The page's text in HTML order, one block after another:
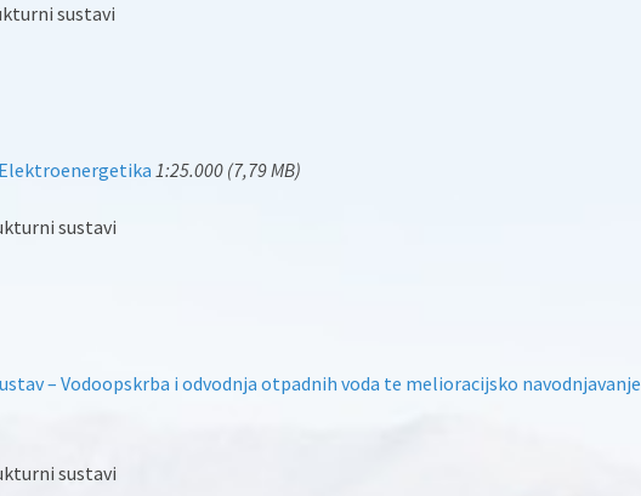
sustavi
1:25.000 (7,79 MB)
sustavi
– Vodoopskrba i odvodnja otpadnih voda te melioracijsko navodnjavanje
sustavi